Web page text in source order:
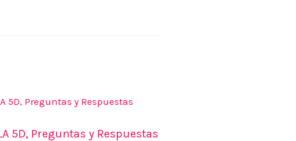
5D, Preguntas y Respuestas